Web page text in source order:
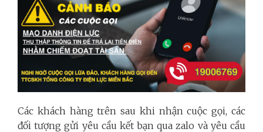
Các khách hàng trên sau khi nhận cuộc gọi, các
đối tượng gửi yêu cầu kết bạn qua zalo và yêu cầu